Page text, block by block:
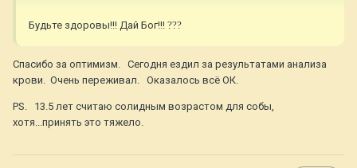
Нашему девять лет. Началось......
По поводу опухоли. Сертолиома называется. Теперь
голова болит. Будут ли метастазы. Судя по различной
может и не будут совсем.
Будьте здоровы!!! Дай Бог!!! ???
Спасибо за оптимизм. Сегодня ездил за результатами анализа
крови. Очень переживал. Оказалось всё ОК.
PS. 13.5 лет считаю солидным возрастом для собы,
хотя...принять это тяжело.